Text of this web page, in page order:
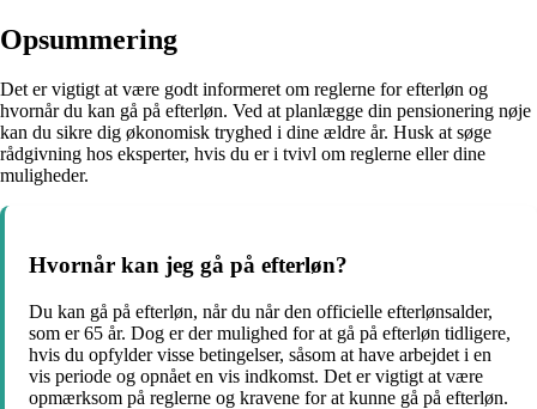
Opsummering
Det er vigtigt at være godt informeret om reglerne for efterløn og
hvornår du kan gå på efterløn. Ved at planlægge din pensionering nøje
kan du sikre dig økonomisk tryghed i dine ældre år. Husk at søge
rådgivning hos eksperter, hvis du er i tvivl om reglerne eller dine
muligheder.
Hvornår kan jeg gå på efterløn?
Du kan gå på efterløn, når du når den officielle efterlønsalder,
som er 65 år. Dog er der mulighed for at gå på efterløn tidligere,
hvis du opfylder visse betingelser, såsom at have arbejdet i en
vis periode og opnået en vis indkomst. Det er vigtigt at være
opmærksom på reglerne og kravene for at kunne gå på efterløn.